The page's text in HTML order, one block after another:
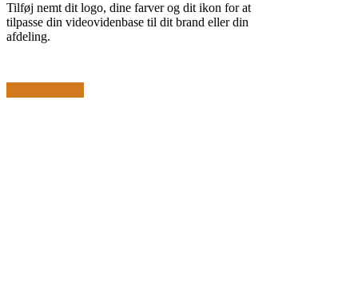
Tilføj nemt dit logo, dine farver og dit ikon for at
tilpasse din videovidenbase til dit brand eller din
afdeling.